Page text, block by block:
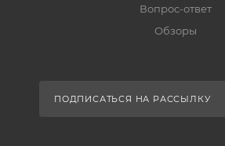
Вопрос-ответ
Обзоры
ПОДПИСАТЬСЯ НА РАССЫЛКУ